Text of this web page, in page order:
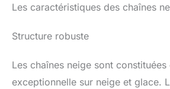
Les caractéristiques des chaînes
Structure robuste
Les chaînes neige sont
exceptionnelle sur neige et glace.